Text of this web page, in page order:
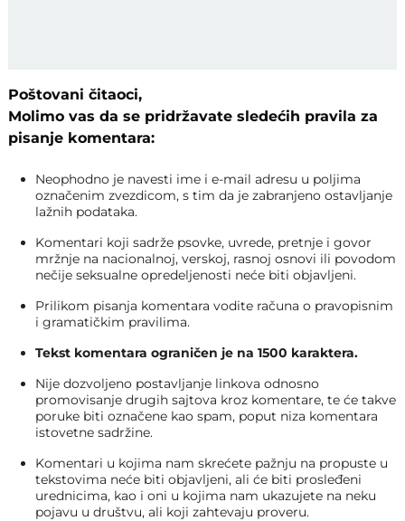
Poštovani čitaoci,
Molimo vas da se pridržavate sledećih pravila za
pisanje komentara:
Neophodno je navesti ime i e-mail adresu u poljima
označenim zvezdicom, s tim da je zabranjeno ostavljanje
lažnih podataka.
Komentari koji sadrže psovke, uvrede, pretnje i govor
mržnje na nacionalnoj, verskoj, rasnoj osnovi ili povodom
nečije seksualne opredeljenosti neće biti objavljeni.
Prilikom pisanja komentara vodite računa o pravopisnim
i gramatičkim pravilima.
Tekst komentara ograničen je na 1500 karaktera.
Nije dozvoljeno postavljanje linkova odnosno
promovisanje drugih sajtova kroz komentare, te će takve
poruke biti označene kao spam, poput niza komentara
istovetne sadržine.
Komentari u kojima nam skrećete pažnju na propuste u
tekstovima neće biti objavljeni, ali će biti prosleđeni
urednicima, kao i oni u kojima nam ukazujete na neku
pojavu u društvu, ali koji zahtevaju proveru.